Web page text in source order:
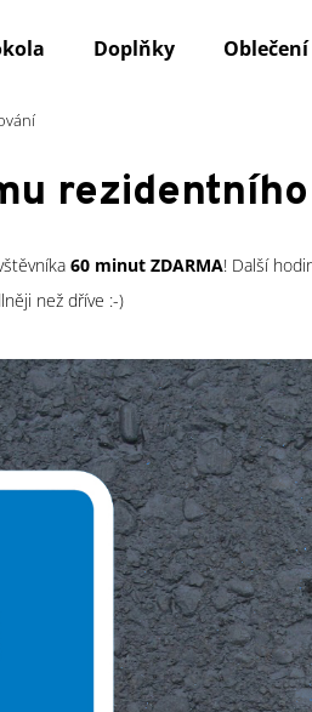
Doplňky Oblečení
60 minut ZDARMA! Další
než dříve :-)
Co potřebujete najít?